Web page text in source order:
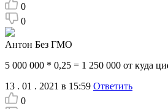
0
0
Антон Без ГМО
5 000 000 * 0,25 = 1 250 000 от куда
13 . 01 . 2021 в 15:59 Ответить
0